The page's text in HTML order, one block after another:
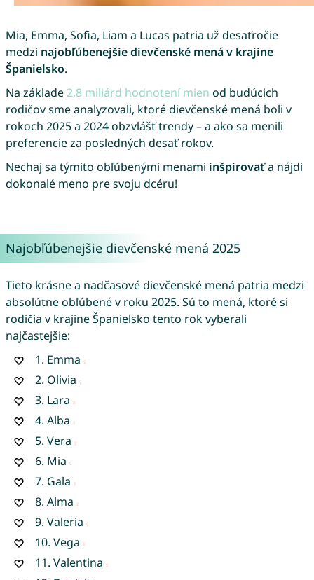
Mia, Emma, Sofia, Liam a Lucas patria už desaťročie
medzi najobľúbenejšie dievčenské mená v krajine
Španielsko.
Na základe2,8 miliárd hodnotení mien od budúcich
rodičov sme analyzovali, ktoré dievčenské mená boli v
rokoch 2025 a 2024 obzvlášť trendy – a ako sa menili
preferencie za posledných desať rokov.
Nechaj sa týmito obľúbenými menami inšpirovaťa nájdi
dokonalé meno pre svoju dcéru!
Najobľúbenejšie dievčenské mená 2025
Tieto krásne a nadčasové dievčenské mená patria medzi
absolútne obľúbené v roku 2025. Sú to mená, ktoré si
rodičia v krajine Španielsko tento rok vyberali
najčastejšie:
1. Emma
2. Olivia
3. Lara
4. Alba
5. Vera
6. Mia
7. Gala
8. Alma
9. Valeria
10. Vega
11. Valentina